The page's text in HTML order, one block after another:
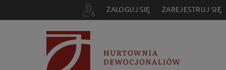
ZALOGUJ SIĘ ZAREJESTRUJ SIĘ